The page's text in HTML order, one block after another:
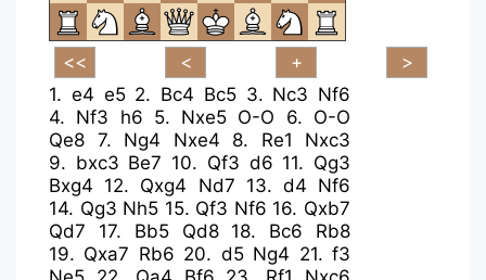
1. e4 e5 2. Bc4 Bc5 3. Nc3 Nf6
4. Nf3 h6 5. Nxe5 O-O 6. O-O
Qe8 7. Ng4 Nxe4 8. Re1
Nxc3
9. bxc3 Be7 10. Qf3 d6 11. Qg3
Bxg4 12. Qxg4 Nd7 13. d4 Nf6
14. Qg3 Nh5 15. Qf3 Nf6 16. Qxb7
Qd7
17. Bb5 Qd8 18. Bc6
Rb8
19. Qxa7 Rb6 20. d5 Ng4 21.f3